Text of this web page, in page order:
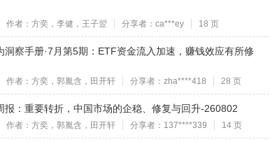
作者：方奕，李健，王子翌 分享者：ca***ey 18 页
洞察手册·7月第5期：ETF资金流入加速，赚钱效应有所修
作者：方奕，郭胤含，田开轩 分享者：zha****418 28 页
报：重要转折，中国市场的企稳、修复与回升-260802
作者：方奕，郭胤含，田开轩 分享者：137****339 14 页